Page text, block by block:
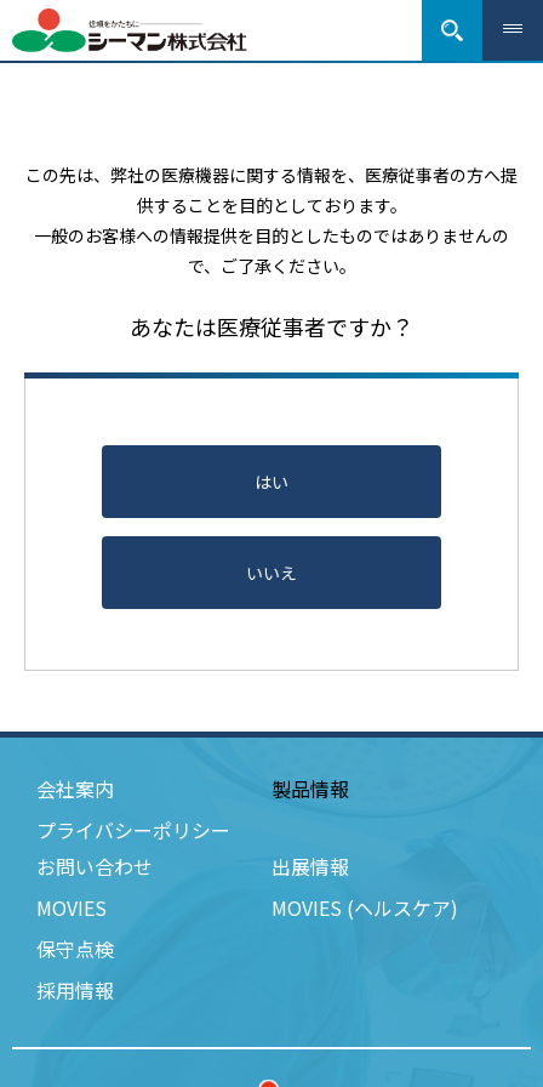
この先は、弊社の医療機器に関する情報を、医療従事者の方へ提
供することを目的としております。
一般のお客様への情報提供を目的としたものではありませんの
で、ご了承ください。
あなたは医療従事者ですか？
はい
いいえ
会社案内
プライバシーポリシー
製品情報
お問い合わせ
出展情報
MOVIES
MOVIES (ヘルスケア)
保守点検
採用情報